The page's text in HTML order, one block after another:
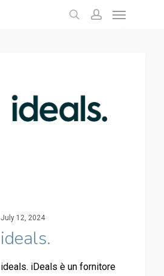
July 12, 2024
ideals.
ideals. iDeals è un fornitore